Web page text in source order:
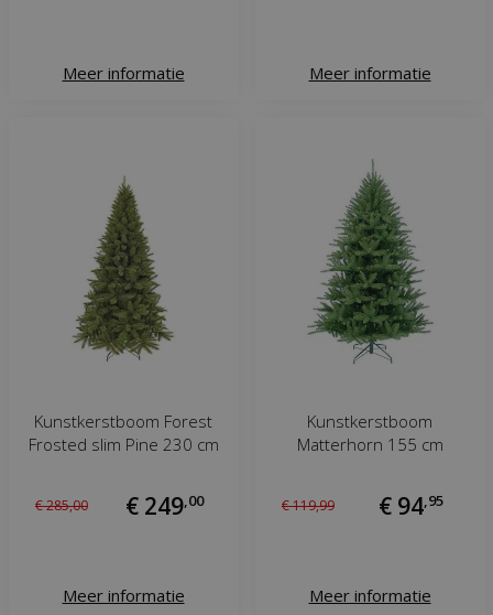
Meer informatie Meer informatie
Kunstkerstboom Forest
Frosted slim Pine 230 cm
€285,00 € 249, 00
Meer informatie
Kunstkerstboom
Matterhorn 155 cm
€119,99 € 94 95
Meer informatie